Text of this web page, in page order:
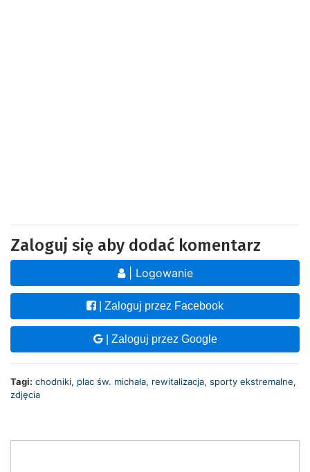
Zaloguj się aby dodać komentarz
| Logowanie
| Zaloguj przez Facebook
| Zaloguj przez Google
Tagi: chodniki, plac św. michała, rewitalizacja, sporty ekstremalne,
zdjęcia